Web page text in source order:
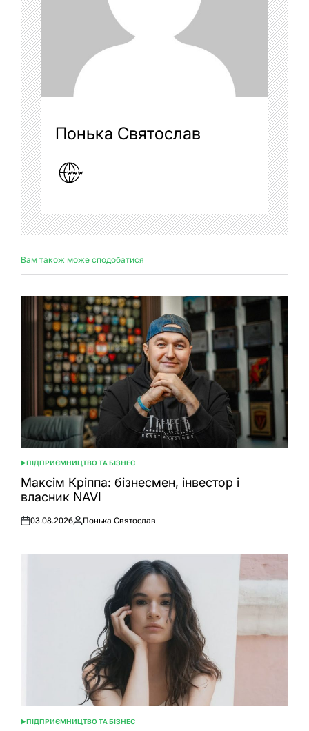
Понька Святослав
Вам також може сподобатися
ОПУБЛІКУВАТИ
У
ПІДПРИЄМНИЦТВО ТА БІЗНЕС
Максім Кріппа: бізнесмен, інвестор і
власник NAVI
Оприлюднено
03.08.2026
Опубліковано
Понька Святослав
ОПУБЛІКУВАТИ
ПІДПРИЄМНИЦТВО ТА БІЗНЕС